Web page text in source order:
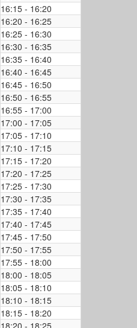
16:15 - 16:20
16:20 - 16:25
16:25 - 16:30
16:30 - 16:35
16:35 - 16:40
16:40 - 16:45
16:45 - 16:50
16:50 - 16:55
16:55 - 17:00
17:00 - 17:05
17:05 - 17:10
17:10 - 17:15
17:15 - 17:20
17:20 - 17:25
17:25 - 17:30
17:30 - 17:35
17:35 - 17:40
17:40 - 17:45
17:45 - 17:50
17:50 - 17:55
17:55 - 18:00
18:00 - 18:05
18:05 - 18:10
18:10 - 18:15
18:15 - 18:20
18:20 - 18:25